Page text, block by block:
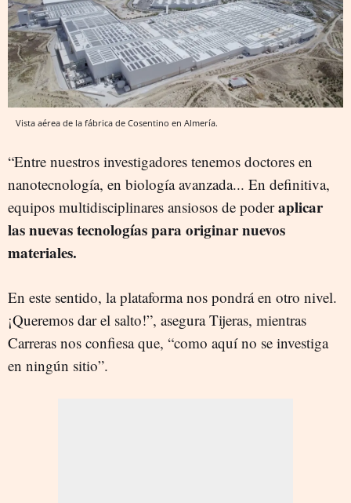
Vista aérea de la fábrica de Cosentino en Almería.
“Entre nuestros investigadores tenemos doctores en
nanotecnología, en biología avanzada... En definitiva,
equipos multidisciplinares ansiosos de poderaplicar
las nuevas tecnologías para originar nuevos
materiales.
En este sentido, la plataforma nos pondrá en otro nivel.
¡Queremos dar el salto!”, asegura Tijeras, mientras
Carreras nos confiesa que, “como aquí no se investiga
en ningún sitio”.